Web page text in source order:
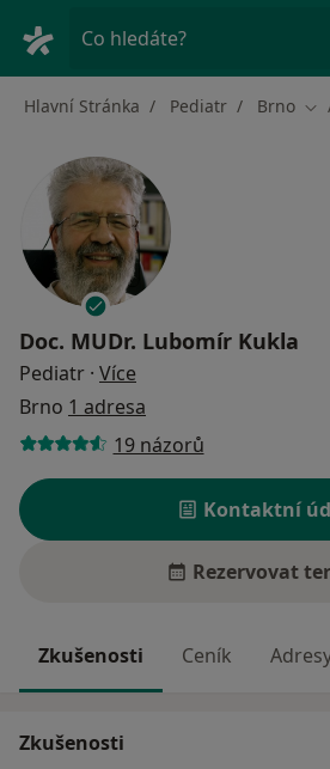
Co hledáte?
Hlavní Stránka Pediatr Brno
Doc. MUDr. Lubomír Kukla
Pediatr · Více
Brno 1 adresa
19 názorů
Kontaktní
Rezervovat
Zkušenosti Ceník
Zkušenosti